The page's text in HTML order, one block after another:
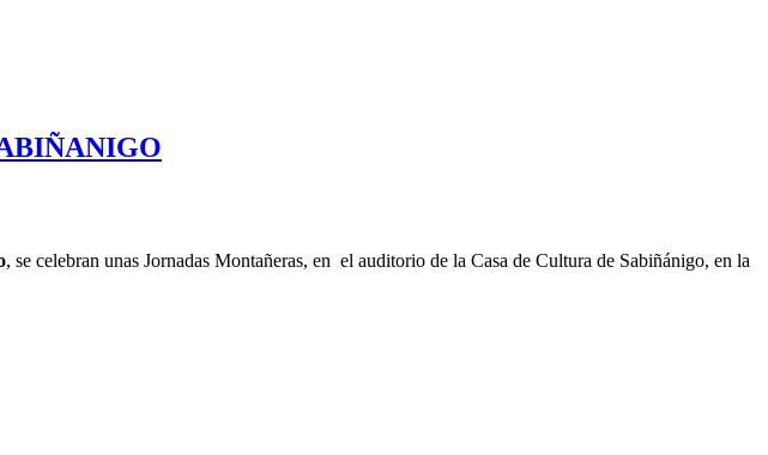
, se celebran unas Jornadas Montañeras, en el auditorio de la Casa de Cultura de Sabiñánigo, en la